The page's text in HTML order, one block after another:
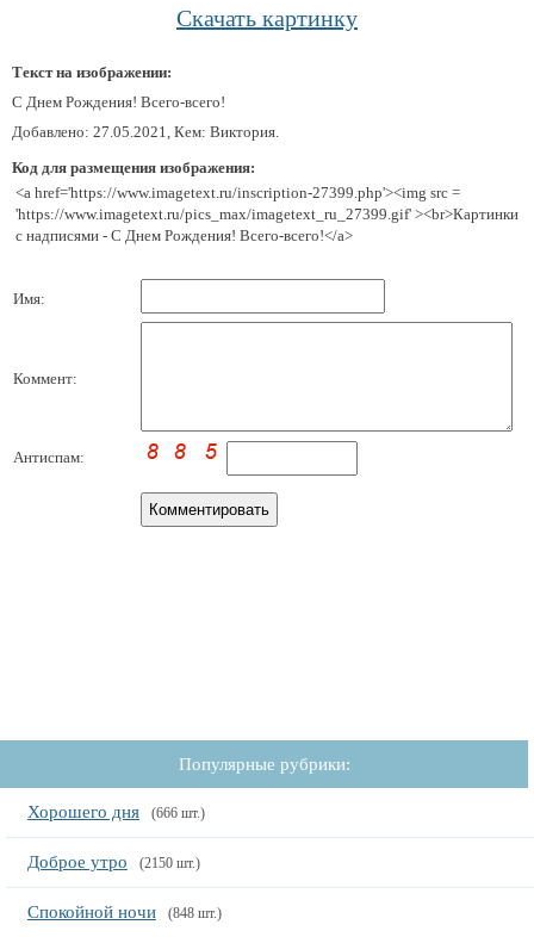
Скачать картинку
Текст на изображении:
С Днем Рождения! Всего-всего!
Добавлено: 27.05.2021, Кем: Виктория.
Код для размещения изображения:
<a href='https://www.imagetext.ru/inscription-27399.php'><img src =
'https://www.imagetext.ru/pics_max/imagetext_ru_27399.gif' ><br>Картинки
с надписями - С Днем Рождения! Всего-всего!</a>
Имя:
Коммент:
Антиспам:
Популярные рубрики:
Хорошего дня (666 шт.)
Доброе утро (2150 шт.)
Спокойной ночи (848 шт.)